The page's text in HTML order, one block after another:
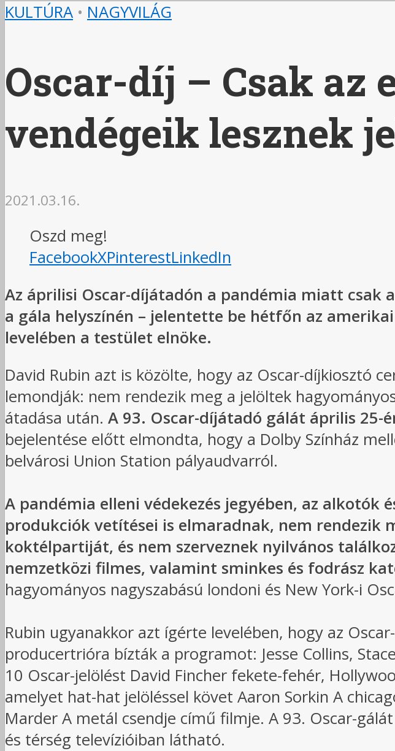
KULTÚRA • NAGYVILÁG
Oscar-díj – Csak az
vendégeik lesznek
2021.03.16.
Oszd meg!
FacebookXPinterestLinkedIn
Az áprilisi Oscar-díjátadón a pandémia miatt csak
a gála helyszínén – jelentette be hétfőn az
levelében a testület elnöke.
David Rubin azt is közölte, hogy az Oscar-díjkiosztó
lemondják: nem rendezik meg a jelöltek
átadása után. A 93. Oscar-díjátadó gálát április 25-
bejelentése előtt elmondta, hogy a Dolby Színház
belvárosi Union Station pályaudvarról.
A pandémia elleni védekezés jegyében, az alkotók
produkciók vetítései is elmaradnak, nem rendezik
koktélpartiját, és nem szerveznek nyilvános
nemzetközi filmes, valamint sminkes és fodrász
hagyományos nagyszabású londoni és New York-i
Rubin ugyanakkor azt ígérte levelében, hogy az
producertrióra bízták a programot: Jesse Collins,
10 Oscar-jelölést David Fincher fekete-fehér,
amelyet hat-hat jelöléssel követ Aaron Sorkin A
Marder A metál csendje című filmje. A 93. Oscar-
és térség televízióiban látható.